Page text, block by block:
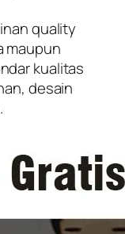
quality
maupun
kualitas
desain